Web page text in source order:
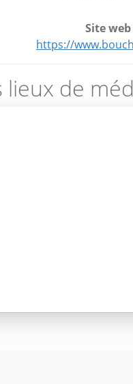
Site
https://
lieux de